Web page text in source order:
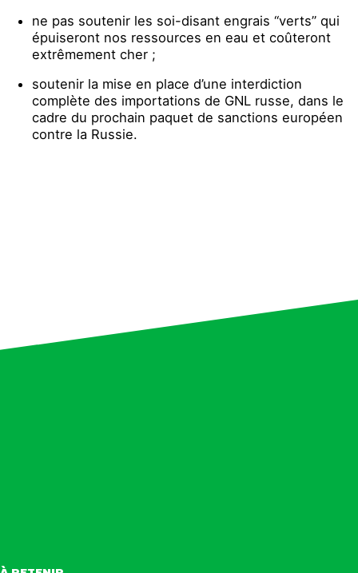
ne pas soutenir les soi-disant engrais “verts” qui
épuiseront nos ressources en eau et coûteront
extrêmement cher ;
soutenir la mise en place d’une interdiction
complète des importations de GNL russe, dans le
cadre du prochain paquet de sanctions européen
contre la Russie.